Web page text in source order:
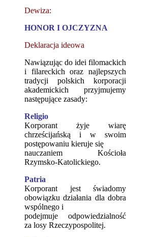
Dewiza:
HONOR I OJCZYZNA
Deklaracja ideowa
Nawiązując do idei filomackich
i filareckich oraz najlepszych
tradycji polskich korporacji
akademickich przyjmujemy
następujące zasady:
Religio
Korporant żyje wiarę
chrześcijańską i w swoim
postępowaniu kieruje się
nauczaniem Kościoła
Rzymsko-Katolickiego.
Patria
Korporant jest świadomy
obowiązku działania dla dobra
wspólnego i
podejmuje odpowiedzialność
za losy Rzeczypospolitej.